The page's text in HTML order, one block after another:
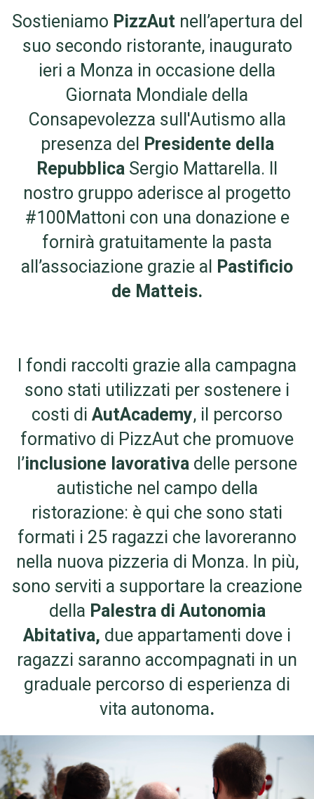
Sostieniamo PizzAutnell’apertura del
suo secondo ristorante, inaugurato
ieri a Monza in occasione della
Giornata Mondiale della
Consapevolezza sull'Autismo alla
presenza del Presidente della
Repubblica Sergio Mattarella. Il
nostro gruppo aderisce al progetto
#100Mattoni con una donazione e
fornirà gratuitamente la pasta
all’associazione grazie al
Pastificio
de Matteis.
I fondi raccolti grazie alla campagna
sono stati utilizzati per sostenere i
costi di AutAcademy, il percorso
formativo di PizzAut che promuove
l’inclusione lavorativa delle persone
autistiche nel campo della
ristorazione: è qui che sono stati
formati i 25 ragazzi che lavoreranno
nella nuova pizzeria di Monza. In più,
sono serviti a supportare la creazione
della Palestra di Autonomia
Abitativa, due appartamenti dove i
ragazzi saranno accompagnati in un
graduale percorso di esperienza di
vita autonoma.